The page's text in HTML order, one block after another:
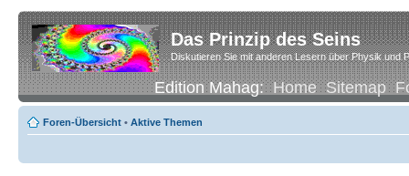
Das Prinzip des Seins
Diskutieren Sie mit anderen Lesern über Physik und
Edition Mahag:Home Sitemap
Foren-Übersicht • Aktive Themen